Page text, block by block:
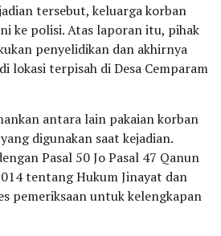
tersebut, keluarga korban
ke polisi. Atas laporan itu, pihak
penyelidikan dan akhirnya
lokasi terpisah di Desa Cemparam
antara lain pakaian korban
digunakan saat kejadian.
Pasal 50 Jo Pasal 47 Qanun
tentang Hukum Jinayat dan
pemeriksaan untuk kelengkapan